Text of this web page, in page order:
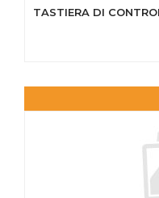
TASTIERA DI